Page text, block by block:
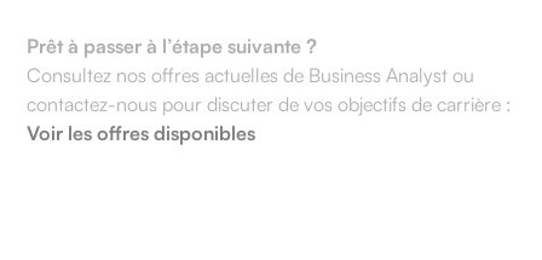
Prêt à passer à l’étape suivante ?
Consultez nos offres actuelles de Business Analyst ou
contactez-nous pour discuter de vos objectifs de carrière :
Voir les offres disponibles